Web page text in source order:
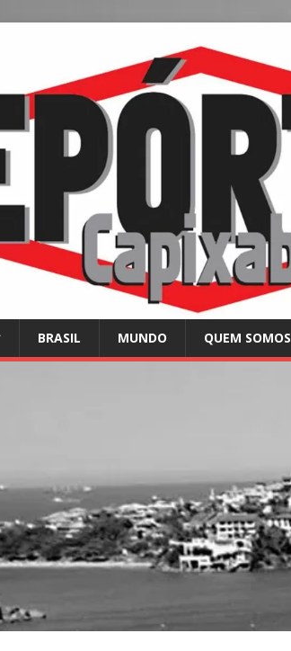
BRASIL MUNDO QUEM SOMOS